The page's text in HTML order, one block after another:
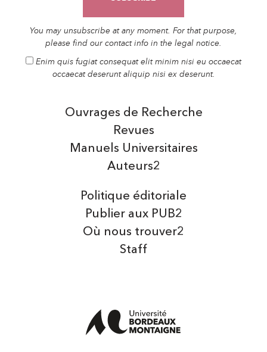
You may unsubscribe at any moment. For that purpose,
please find our contact info in the legal notice.
Enim quis fugiat consequat elit minim nisi eu occaecat
occaecat deserunt aliquip nisi ex deserunt.
Auteurs2
Manuels Universitaires
Ouvrages de Recherche
Revues
Politique éditoriale
Publier aux PUB2
Où nous trouver2
Staff